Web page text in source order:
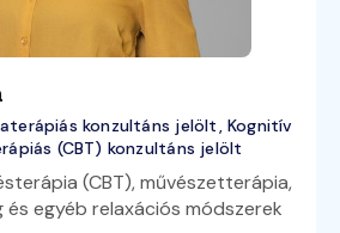
konzultáns jelölt, Kognitív
(CBT) konzultáns jelölt
(CBT), művészetterápia,
egyéb relaxációs módszerek